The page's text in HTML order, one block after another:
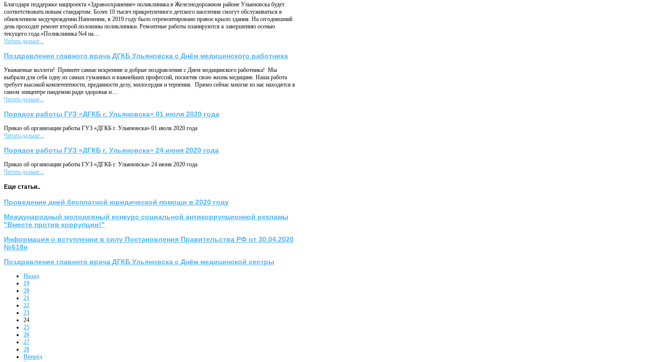
Благодаря поддержке нацпроекта «Здравоохранение» поликлиника в Железнодорожном районе Ульяновска будет
соответствовать новым стандартам. Более 10 тысяч прикрепленного детского населения смогут обслуживаться в
обновленном медучреждении.Напомним, в 2019 году было отремонтировано правое крыло здания. На сегодняшний
день проходит ремонт второй половины поликлиники. Ремонтные работы планируются к завершению осенью
текущего года.«Поликлиника №4 на…
Читать дальше...
Поздравление главного врача ДГКБ Ульяновска с Днём медицинского работника
Уважаемые коллеги! Примите самые искренние и добрые поздравления с Днем медицинского работника! Мы
выбрали для себя одну из самых гуманных и важнейших профессий, посвятив свою жизнь медицине. Наша работа
требует высокой компетентности, преданности делу, милосердия и терпения. Прямо сейчас многие из нас находятся в
самом эпицентре пандемии ради здоровья и…
Читать дальше...
Порядок работы ГУЗ «ДГКБ г. Ульяновска» 01 июля 2020 года
Приказ об организации работы ГУЗ «ДГКБ г. Ульяновска» 01 июля 2020 года
Читать дальше...
Порядок работы ГУЗ «ДГКБ г. Ульяновска» 24 июня 2020 года
Приказ об организации работы ГУЗ «ДГКБ г. Ульяновска» 24 июня 2020 года
Читать дальше...
Еще статьи..
Проведение дней бесплатной юридической помощи в 2020 году
Международный молодежный конкурс социальной антикоррупционной рекламы
"Вместе против коррупции!"
Информация о вступлении в силу Постановления Правительства РФ от 30.04.2020
№618н
Поздравление главного врача ДГКБ Ульяновска с Днём медицинской сестры
Назад
19
20
21
22
23
24
25
26
27
28
Вперёд